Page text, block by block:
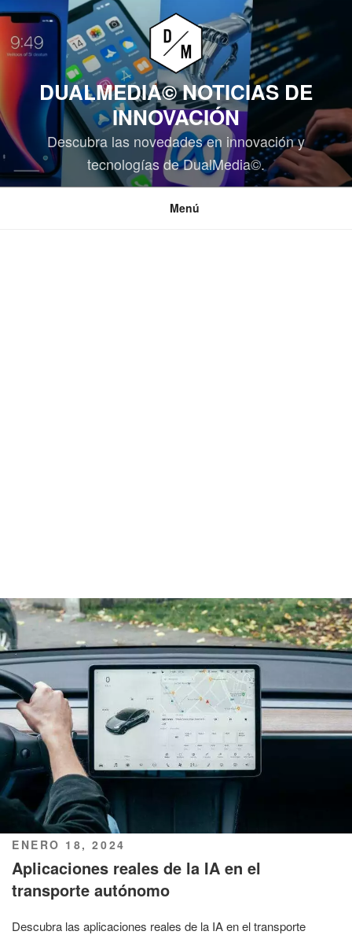
Saltar
contenido
DUALMEDIA© NOTICIAS DE
INNOVACIÓN
Descubra las novedades en innovación y
tecnologías de DualMedia©.
Menú
PUBLICADO
EL
ENERO 18, 2024
Aplicaciones reales de la IA en el
transporte autónomo
Descubra las aplicaciones reales de la IA en el transporte